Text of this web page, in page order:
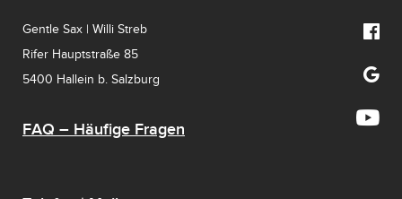
Gentle Sax | Willi Streb
Rifer Hauptstraße 85
5400 Hallein b. Salzburg
FAQ – Häufige Fragen